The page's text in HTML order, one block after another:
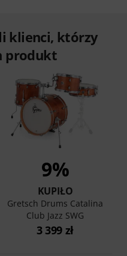
klienci, którzy
produkt
9%
KUPIŁO
Gretsch Drums Catalina
Club Jazz SWG
3 399 zł